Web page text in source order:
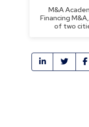
M&A
Financing
of two